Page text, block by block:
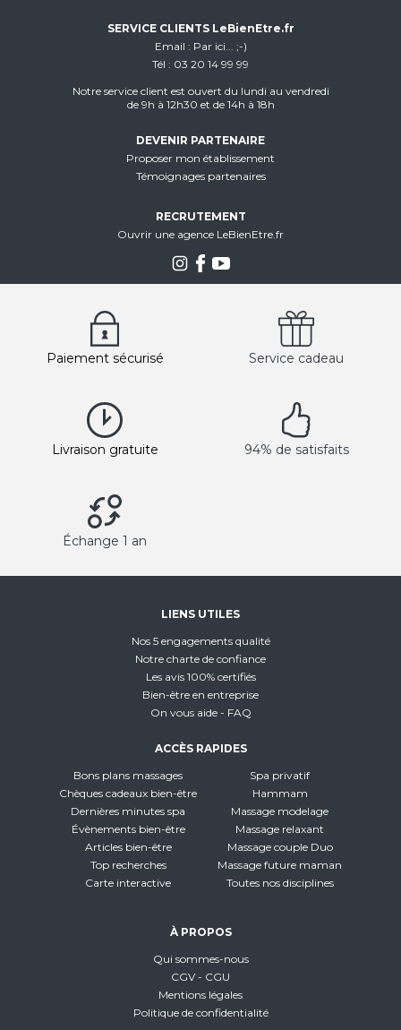
SERVICE CLIENTS LeBienEtre.fr
Email
Par ici... ;-)
Tél
03 20 14 99 99
Notre service client est ouvert du lundi au vendredi
de 9h à 12h30 et de 14h à 18h
DEVENIR PARTENAIRE
Proposer mon établissement
Témoignages partenaires
RECRUTEMENT
Ouvrir une agence LeBienEtre.fr
Paiement sécurisé Service cadeau
Livraison gratuite 94% de satisfaits
Échange 1 an
LIENS UTILES
Nos 5 engagements qualité
Notre charte de confiance
Les avis 100% certifiés
Bien-être en entreprise
On vous aide - FAQ
ACCÈS RAPIDES
Bons plans massages
Chèques cadeaux bien-être
Dernières minutes spa
Évènements bien-être
Articles bien-être
Top recherches
Carte interactive
Spa privatif
Hammam
Massage modelage
Massage relaxant
Massage couple Duo
Massage future maman
Toutes nos disciplines
À PROPOS
Qui sommes-nous
CGV - CGU
Mentions légales
Politique de confidentialité